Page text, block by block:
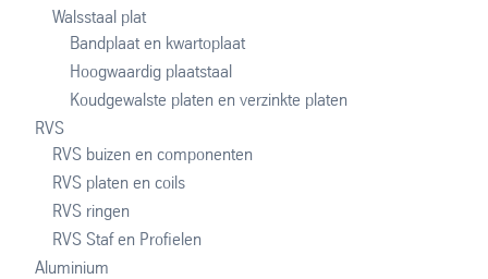
Walsstaal plat
Bandplaat en kwartoplaat
Hoogwaardig plaatstaal
Koudgewalste platen en verzinkte platen
RVS
RVS buizen en componenten
RVS platen en coils
RVS ringen
RVS Staf en Profielen
Aluminium